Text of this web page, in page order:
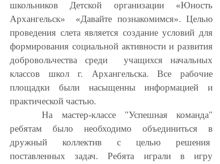
школьников Детской организации «Юность
Архангельск» «Давайте познакомимся». Целью
проведения слета является создание условий для
формирования социальной активности и развития
добровольчества среди учащихся начальных
классов школ г. Архангельска. Все рабочие
площадки были насыщенны информацией и
практической частью.
На мастер-классе "Успешная команда"
ребятам было необходимо объединиться в
дружный коллектив с целью решения
поставленных задач. Ребята играли в игру